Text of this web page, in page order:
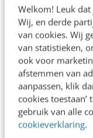
Welkom! Leuk
Wij, en derde
van cookies. Wij
van statistieken,
ook voor
afstemmen van
aanpassen, klik
cookies
gebruik van alle
cookieverklaring.
Tarieven
Meer
Frankwatching
Adverteren
Contact
Nieuwsbrieven